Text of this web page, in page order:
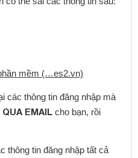
mềm (…es2.vn)
các thông tin đăng nhập mà
QUA EMAIL cho bạn, rồi
thông tin đăng nhập tất cả